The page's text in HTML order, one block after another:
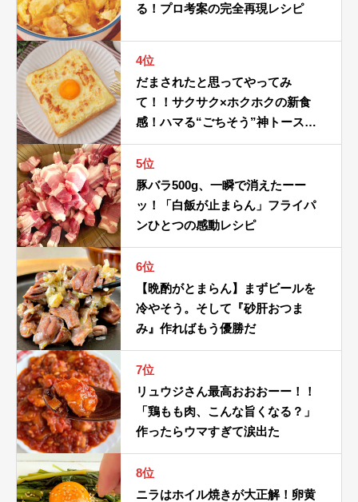
る！プロ考案の完全再現レシピ
4位
だまされたと思ってやってみ
て！！サクサク×ホクホクの新食
感！ハマる“ごちそう”神トースト
レシピ
5位
豚バラ500g、一瞬で消えたーー
ッ！「白飯が止まらん」フライパ
ンひとつの感動レシピ
6位
【晩酌がとまらん】まずビールを
冷やそう。そして『砂肝おつま
み』作ればもう優勝だ
7位
リュウジさん最高おおおーー！！
「鶏もも肉、こんな旨くなる？」
作ったらウマすぎて涙出た
8位
ニラはホイル焼きが大正解！卵黄